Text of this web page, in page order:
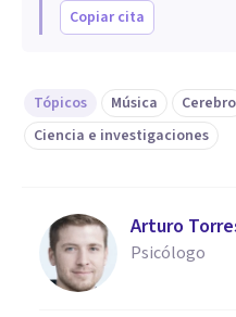
Copiar cita
Tópicos Música Cerebro
Ciencia e investigaciones
Arturo
Psicólogo